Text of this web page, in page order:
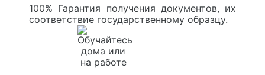
100% Гарантия получения документов, их
соответствие государственному образцу.